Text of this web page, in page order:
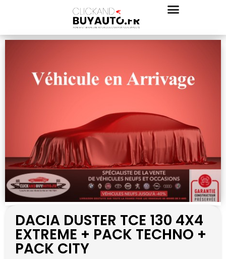
DACIA DUSTER TCE 130 4X4
EXTREME + PACK TECHNO +
PACK CITY